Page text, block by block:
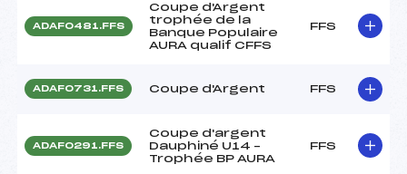
ADAF0481.FFS
Coupe d'Argent
trophée de la
Banque Populaire
AURA qualif CFFS
FFS
ADAF0731.FFS Coupe d'Argent FFS
ADAF0291.FFS
Coupe d'argent
Dauphiné U14 –
Trophée BP AURA
FFS